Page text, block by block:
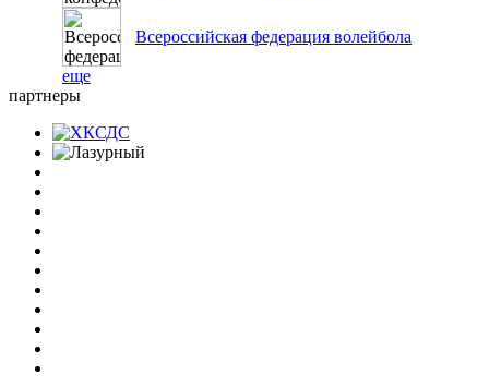
Всероссийская федерация волейбола
еще
партнеры